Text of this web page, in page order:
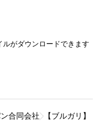
がダウンロードできます
合同会社 【ブルガリ】